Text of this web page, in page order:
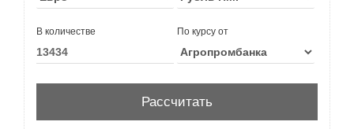
В количестве По курсу от